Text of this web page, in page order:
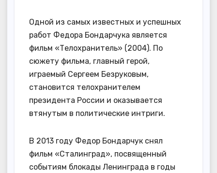
Одной из самых известных и успешных
работ Федора Бондарчука является
фильм «Телохранитель» (2004). По
сюжету фильма, главный герой,
играемый Сергеем Безруковым,
становится телохранителем
президента России и оказывается
втянутым в политические интриги.
В 2013 году Федор Бондарчук снял
фильм «Сталинград», посвященный
событиям блокады Ленинграда в годы